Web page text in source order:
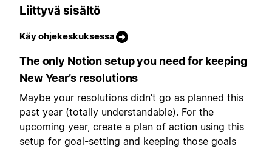
Liittyvä sisältö
Käy ohjekeskuksessa
The only Notion setup you need for keeping
New Year’s resolutions
Maybe your resolutions didn’t go as planned this
past year (totally understandable). For the
upcoming year, create a plan of action using this
setup for goal-setting and keeping those goals